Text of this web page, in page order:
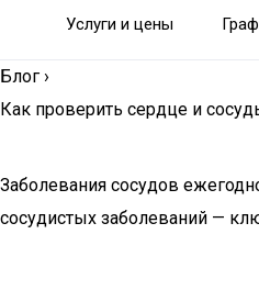
Услуги и цены
Блог ›
Как проверить сердце и
Заболевания сосудов
сосудистых заболеваний —